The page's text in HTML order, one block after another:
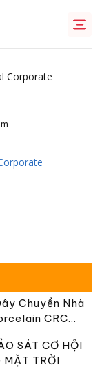
Corporate
Chuyền Nhà
CRC
SÁT CƠ HỘI
TRỜI